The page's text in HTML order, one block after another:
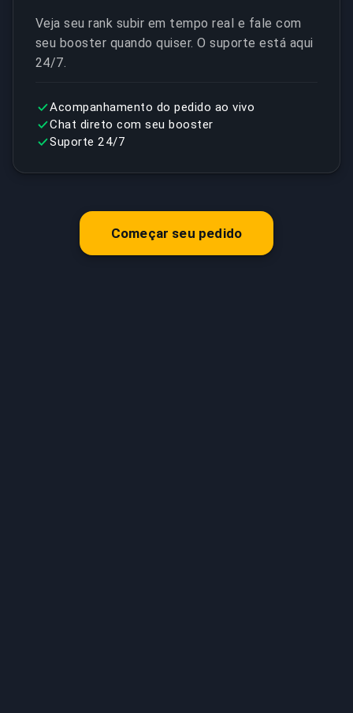
Veja seu rank subir em tempo real e fale com
seu booster quando quiser. O suporte está aqui
24/7.
Acompanhamento do pedido ao vivo
Chat direto com seu booster
Suporte 24/7
Começar seu pedido